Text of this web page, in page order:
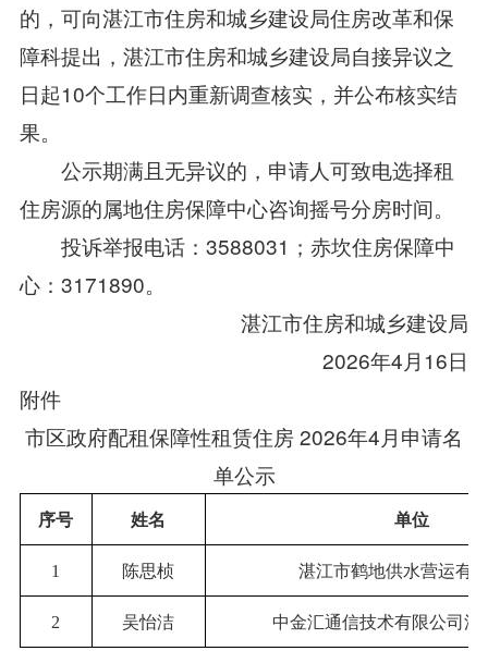
的，可向湛江市住房和城乡建设局住房改革和保
障科提出，湛江市住房和城乡建设局自接异议之
日起10个工作日内重新调查核实，并公布核实结
果。
公示期满且无异议的，申请人可致电选择租
住房源的属地住房保障中心咨询摇号分房时间。
投诉举报电话：3588031；赤坎住房保障中
心：3171890。
湛江市住房和城乡建设局
2026年4月16日
附件
市区政府配租保障性租赁住房 2026年4月申请名
单公示
序号 姓名 单位
1 陈思桢 湛江市鹤地供水营运有
2 吴怡洁 中金汇通信技术有限公司湛